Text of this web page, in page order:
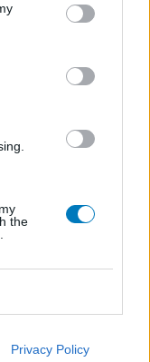
the
Privacy Policy
een filter om
intens binnen
werd. Maar...
mijn hoofd. Dit